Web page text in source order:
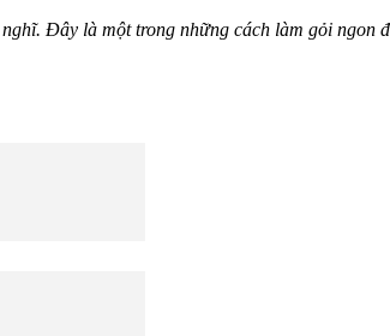
Đây là một trong những cách làm gỏi ngon